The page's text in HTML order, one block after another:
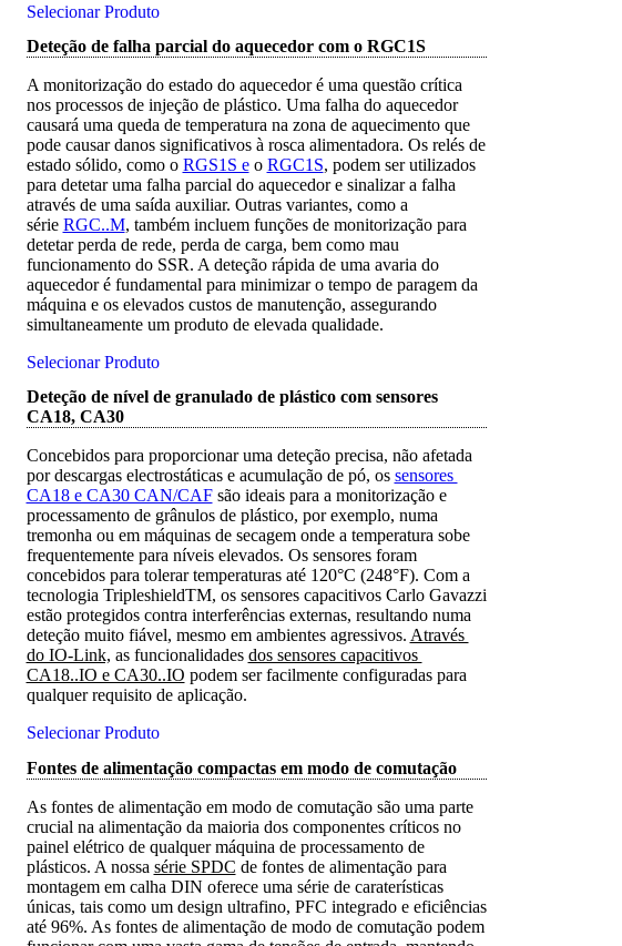
Selecionar Produto
Deteção de falha parcial do aquecedor com o RGC1S
A monitorização do estado do aquecedor é uma questão crítica
nos processos de injeção de plástico. Uma falha do aquecedor
causará uma queda de temperatura na zona de aquecimento que
pode causar danos significativos à rosca alimentadora. Os relés de
estado sólido, como o RGS1S eo RGC1S, podem ser utilizados
para detetar uma falha parcial do aquecedor e sinalizar a falha
através de uma saída auxiliar. Outras variantes, como a
série RGC..M, também incluem funções de monitorização para
detetar perda de rede, perda de carga, bem como mau
funcionamento do SSR. A deteção rápida de uma avaria do
aquecedor é fundamental para minimizar o tempo de paragem da
máquina e os elevados custos de manutenção, assegurando
simultaneamente um produto de elevada qualidade.
Selecionar Produto
Deteção de nível de granulado de plástico com sensores
CA18, CA30
Concebidos para proporcionar uma deteção precisa, não afetada
por descargas electrostáticas e acumulação de pó, os sensores
CA18 e CA30 CAN/CAFsão ideais para a monitorização e
processamento de grânulos de plástico, por exemplo, numa
tremonha ou em máquinas de secagem onde a temperatura sobe
frequentemente para níveis elevados. Os sensores foram
concebidos para tolerar temperaturas até 120°C (248°F). Com a
tecnologia TripleshieldTM, os sensores capacitivos Carlo Gavazzi
estão protegidos contra interferências externas, resultando numa
deteção muito fiável, mesmo em ambientes agressivos. Através
do IO-Link, as funcionalidades dos sensores capacitivos
CA18..IO e CA30..IO podem ser facilmente configuradas para
qualquer requisito de aplicação.
Selecionar Produto
Fontes de alimentação compactas em modo de comutação
As fontes de alimentação em modo de comutação são uma parte
crucial na alimentação da maioria dos componentes críticos no
painel elétrico de qualquer máquina de processamento de
plásticos. A nossa série SPDC de fontes de alimentação para
montagem em calha DIN oferece uma série de caraterísticas
únicas, tais como um design ultrafino, PFC integrado e eficiências
até 96%. As fontes de alimentação de modo de comutação podem